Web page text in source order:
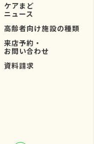
ケアまど
ニュース
高齢者向け施設の種類
来店予約・
お問い合わせ
資料請求